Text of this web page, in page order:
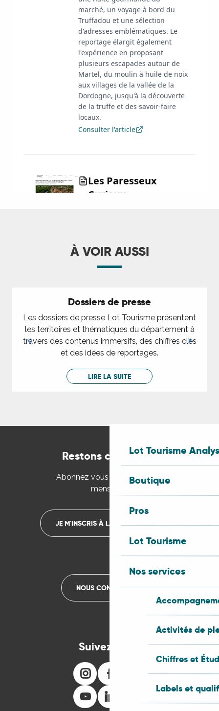
Lot Tourisme
Boutique
Pros
Lot Tourisme
Nos services
Activités de
Chiffres et
Labels et
À VOIR AUSSI
Dossiers de presse
Les dossiers de presse Lot Tourisme présentent
les territoires et thématiques du département à
travers des contenus immersifs, des chiffres clés
et des idées de reportages.
LIRE LA SUITE
Restons connectés
Abonnez vous à la newsletter
mensuelle
JE M'INSCRIS À LA NEWSLETTER
NOUS CONTACTER
Suivez-nous